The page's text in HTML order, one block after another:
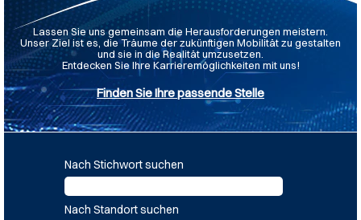
Lassen Sie uns gemeinsam die Herausforderungen meistern.
Unser Ziel ist es, die Träume der zukünftigen Mobilität zu gestalten
und sie in die Realität umzusetzen.
Entdecken Sie Ihre Karrieremöglichkeiten mit uns!
Finden Sie Ihre passende Stelle
Nach Stichwort suchen
Nach Standort suchen